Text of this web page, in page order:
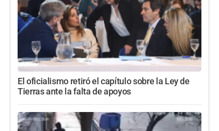
El oficialismo retiró el capítulo sobre la Ley de
Tierras ante la falta de apoyos